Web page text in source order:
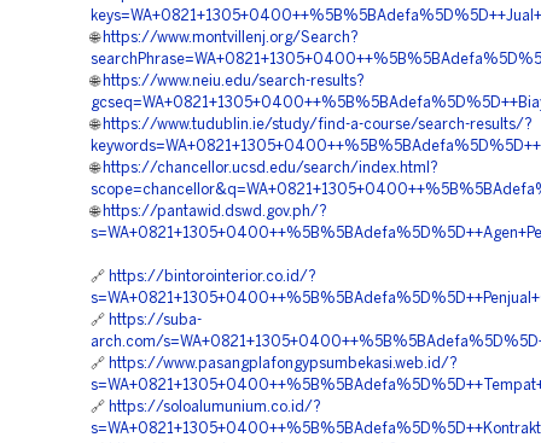
🌐 https://www.montvillenj.org/Search?
🌐 https://www.neiu.edu/search-results?
🌐 https://www.tudublin.ie/study/find-a-course/search-results/?
🌐 https://chancellor.ucsd.edu/search/index.html?
🌐 https://pantawid.dswd.gov.ph/?
🔗 https://bintorointerior.co.id/?
🔗 https://suba-
arch.com/
🔗 https://www.pasangplafongypsumbekasi.web.id/?
🔗 https://soloalumunium.co.id/?